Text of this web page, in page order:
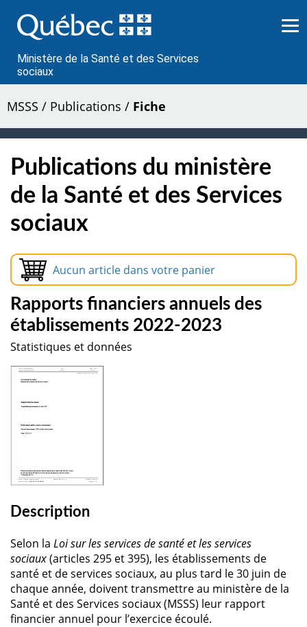
au
contenu
Ministère de la Santé et des Services
sociaux
MSSS / Publications / Fiche
Publications du ministère
de la Santé et des Services
sociaux
Aucun article dans votre panier
Rapports financiers annuels des
établissements 2022-2023
Statistiques et données
Description
Selon la Loi sur les services de santé et les services
sociaux(articles 295 et 395), les établissements de
santé et de services sociaux, au plus tard le 30 juin de
chaque année, doivent transmettre au ministère de la
Santé et des Services sociaux (MSSS) leur rapport
financier annuel pour l’exercice écoulé.